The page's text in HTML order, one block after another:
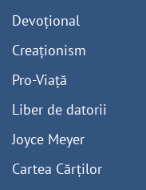
Devoțional
Creaționism
Pro-Viață
Liber de datorii
Joyce Meyer
Cartea Cărților